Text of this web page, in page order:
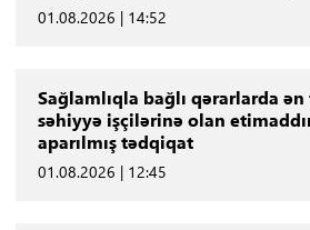
01.08.2026 | 14:52
Sağlamlıqla bağlı qərarlarda
səhiyyə işçilərinə olan
aparılmış tədqiqat
01.08.2026 | 12:45